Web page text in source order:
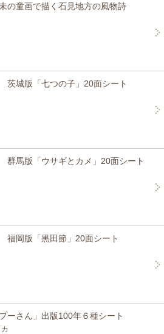
の童画で描く石見地方の風物詩
城版「七つの子」20面シート
馬版「ウサギとカメ」20面シート
福岡版「黒田節」20面シート
プーさん」出版100年６種シート